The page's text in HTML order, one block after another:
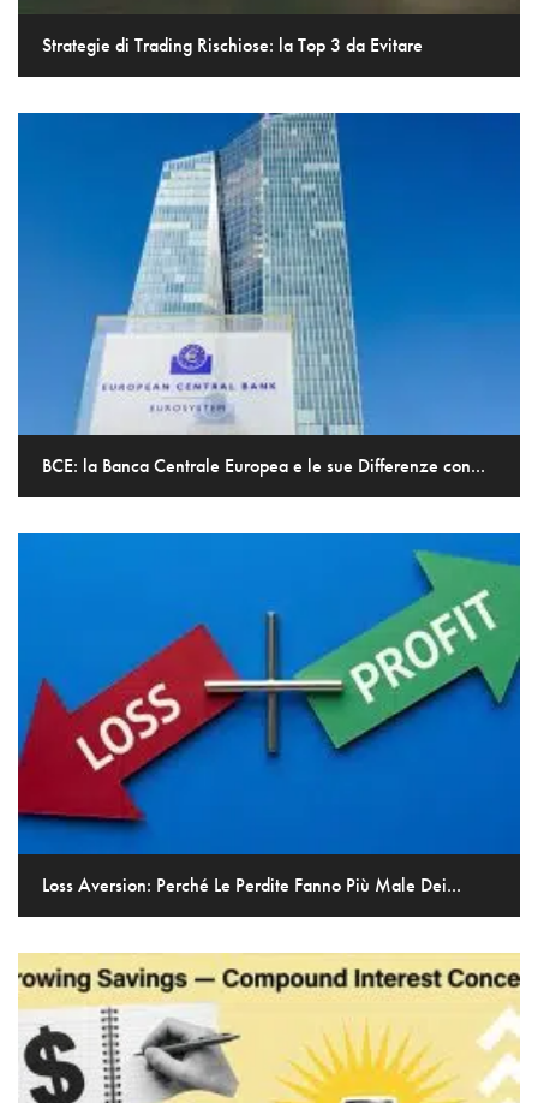
Strategie di Trading Rischiose: la Top 3 da Evitare
BCE: la Banca Centrale Europea e le sue Differenze con...
Loss Aversion: Perché Le Perdite Fanno Più Male Dei...